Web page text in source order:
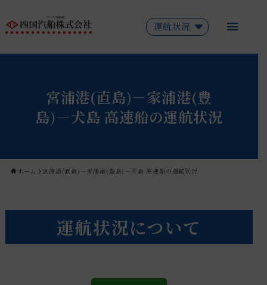
運航状況
宮浦港(直島)―家浦港(豊
島)―犬島 高速船の運航状況
ホーム 宮浦港(直島)―家浦港(豊島)―犬島 高速船の運航状況
運航状況について